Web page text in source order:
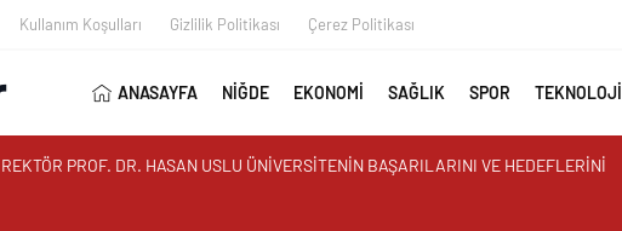
Kullanım Koşulları Gizlilik Politikası Çerez Politikası
ANASAYFA NİĞDE EKONOMİ SAĞLIK SPOR TEKNOLOJİ
REKTÖR PROF. DR. HASAN USLU ÜNİVERSİTENİN BAŞARILARINI VE HEDEFLERİNİ
ANLATTI